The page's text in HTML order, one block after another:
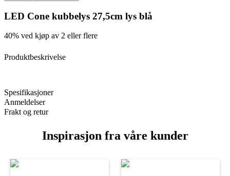
LED Cone kubbelys 27,5cm lys blå
40% ved kjøp av 2 eller flere
Produktbeskrivelse
Spesifikasjoner
Anmeldelser
Frakt og retur
Inspirasjon fra våre kunder